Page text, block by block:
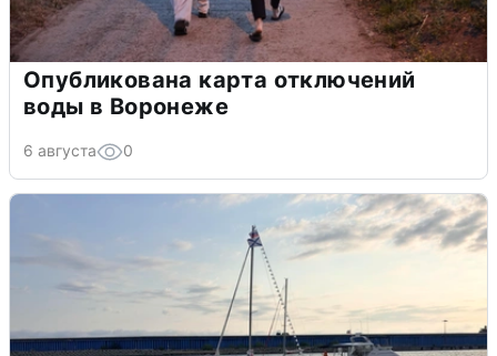
Опубликована карта отключений
воды в Воронеже
6 августа 0